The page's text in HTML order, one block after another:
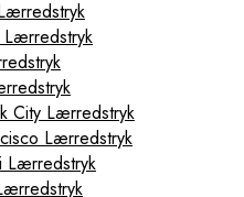
Lærredstryk
City Lærredstryk
Lærredstryk
Lærredstryk